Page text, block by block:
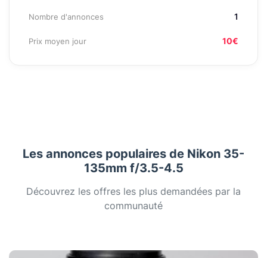
Nombre d'annonces 1
Prix moyen jour 10€
Les annonces populaires de Nikon 35-
135mm f/3.5-4.5
Découvrez les offres les plus demandées par la
communauté